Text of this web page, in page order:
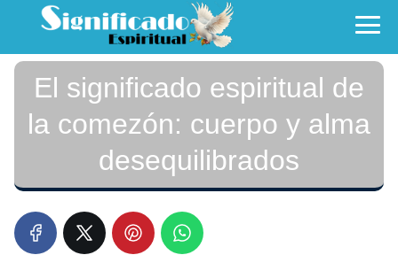
El significado espiritual de
la comezón: cuerpo y alma
desequilibrados